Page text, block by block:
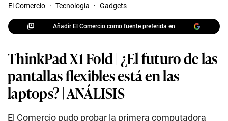
El Comercio · Tecnologia · Gadgets
Añadir El Comercio como fuente preferida en
ThinkPad X1 Fold | ¿El futuro de las
pantallas flexibles está en las
laptops? | ANÁLISIS
El Comercio pudo probar la primera computadora